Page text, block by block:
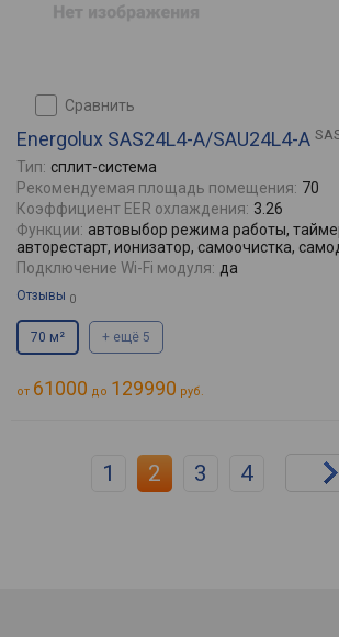
сравнить
Energolux SAS24L4-A/SAU24L4-A
Тип: сплит-система
Рекомендуемая площадь помещения: 70
Коэффициент EER охлаждения: 3.26
Функции: автовыбор режима работы,
авторестарт, ионизатор, самоочистка,
Подключение Wi-Fi модуля: да
Отзывы 0
70 м² + ещё 5
от 61000 до 129990 руб.
1 2 3 4